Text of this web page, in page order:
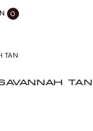
0
TAN
TAN